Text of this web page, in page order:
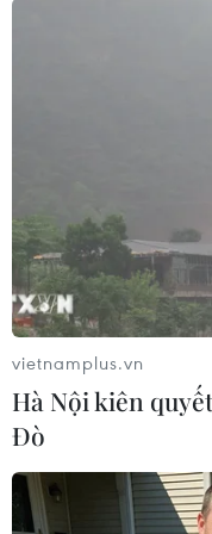
Nâng cao nhận thức
trò chủ động, tích cực
Việt Nam trong
04/08/2026 14:09
vietnamplus.vn
Hà Nội kiên
Đò